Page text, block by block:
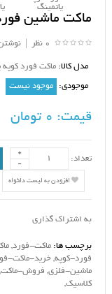
ماکت ماشین
0 نظر
مدل کالا: ماکت فورد کوپه
موجودی: موجود نیست
قیمت:
تعداد:
افزودن به لیست دلخواه
به اشتراک گذاری
برچسب ها: ماکت-فورد,
فورد-کوپه, خرید-ماکت-
ماشین-فلزی, فروش-ماکت,
کلاسیک,